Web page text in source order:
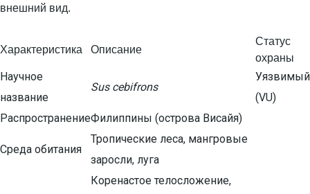
Характеристика Описание
Статус
охраны
Научное
название
Sus cebifrons
Уязвимый
(VU)
РаспространениеФилиппины (острова Висайя)
Среда обитания
Тропические леса, мангровые
заросли, луга
Коренастое телосложение,